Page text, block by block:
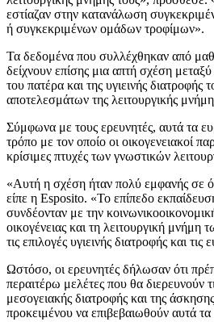
εστίαζαν στην κατανάλωση
ή συγκεκριμένων ομάδων τροφίμων».
Τα δεδομένα που συλλέχθηκαν από
δείχνουν επίσης μια απτή σχέση
του πατέρα και της υγιεινής
αποτελεσμάτων της λειτουργικής
Σύμφωνα με τους ερευνητές, αυτά τα
τρόπο με τον οποίο οι οικογενειακοί
κρίσιμες πτυχές των γνωστικών
«Αυτή η σχέση ήταν πολύ εμφανής σε
είπε η Esposito. «Το επίπεδο
συνδέονταν με την
οικογένειας και τη λειτουργική μνήμη
τις επιλογές υγιεινής διατροφής και τις
Ωστόσο, οι ερευνητές δήλωσαν ότι
περαιτέρω μελέτες που θα διερευνούν
μεσογειακής διατροφής και της
προκειμένου να επιβεβαιωθούν αυτά